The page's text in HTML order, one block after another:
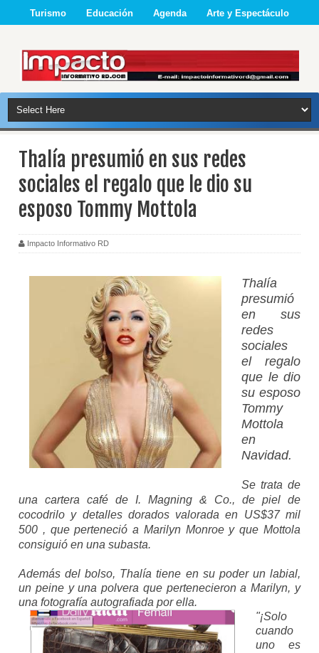
Turismo Educación Agenda Arte y Espectáculo
Thalía presumió en sus redes
sociales el regalo que le dio su
esposo Tommy Mottola
Impacto Informativo RD
Thalía
presumió
en sus
redes
sociales
el regalo
que le dio
su esposo
Tommy
Mottola
en
Navidad.
Se trata de
una cartera café de I. Magning & Co., de piel de
cocodrilo y detalles dorados valorada en US$37 mil
500 , que perteneció a Marilyn Monroe y que Mottola
consiguió en una subasta.
Además del bolso, Thalía tiene en su poder un labial,
un peine y una polvera que pertenecieron a Marilyn, y
una fotografía autografiada por ella.
"¡Solo
cuando
uno es